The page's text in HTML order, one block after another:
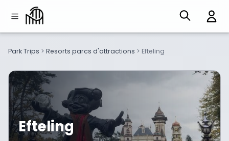
Park Trips > Resorts parcs d'attractions > Efteling
Efteling